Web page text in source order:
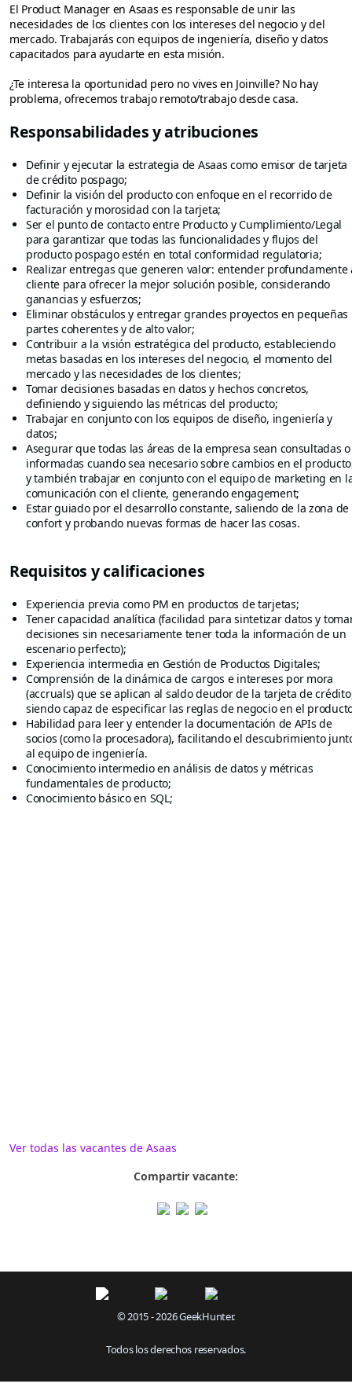
El Product Manager en Asaas es responsable de unir las
necesidades de los clientes con los intereses del negocio y del
mercado. Trabajarás con equipos de ingeniería, diseño y datos
capacitados para ayudarte en esta misión.
¿Te interesa la oportunidad pero no vives en Joinville? No hay
problema, ofrecemos trabajo remoto/trabajo desde casa.
Responsabilidades y atribuciones
Definir y ejecutar la estrategia de Asaas como emisor de tarjeta
de crédito pospago;
Definir la visión del producto con enfoque en el recorrido de
facturación y morosidad con la tarjeta;
Ser el punto de contacto entre Producto y Cumplimiento/Legal
para garantizar que todas las funcionalidades y flujos del
producto pospago estén en total conformidad regulatoria;
Realizar entregas que generen valor: entender profundamente
cliente para ofrecer la mejor solución posible, considerando
ganancias y esfuerzos;
Eliminar obstáculos y entregar grandes proyectos en pequeñas
partes coherentes y de alto valor;
Contribuir a la visión estratégica del producto, estableciendo
metas basadas en los intereses del negocio, el momento del
mercado y las necesidades de los clientes;
Tomar decisiones basadas en datos y hechos concretos,
definiendo y siguiendo las métricas del producto;
Trabajar en conjunto con los equipos de diseño, ingeniería y
datos;
Asegurar que todas las áreas de la empresa sean consultadas o
informadas cuando sea necesario sobre cambios en el
y también trabajar en conjunto con el equipo de marketing en
comunicación con el cliente, generando engagement;
Estar guiado por el desarrollo constante, saliendo de la zona de
confort y probando nuevas formas de hacer las cosas.
Requisitos y calificaciones
Experiencia previa como PM en productos de tarjetas;
Tener capacidad analítica (facilidad para sintetizar datos y
decisiones sin necesariamente tener toda la información de un
escenario perfecto);
Experiencia intermedia en Gestión de Productos Digitales;
Comprensión de la dinámica de cargos e intereses por mora
(accruals) que se aplican al saldo deudor de la tarjeta de
siendo capaz de especificar las reglas de negocio en el
Habilidad para leer y entender la documentación de APIs de
socios (como la procesadora), facilitando el descubrimiento
al equipo de ingeniería.
Conocimiento intermedio en análisis de datos y métricas
fundamentales de producto;
Conocimiento básico en SQL;
Ver todas las vacantes de Asaas
Compartir vacante:
© 2015 - 2026 GeekHunter.
Todos los derechos reservados.